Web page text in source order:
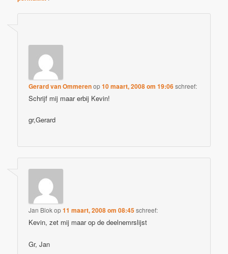
Gerard van Ommerenop10 maart, 2008 om 19:06schreef:
Schrijf mij maar erbij Kevin!
gr,Gerard
Jan Blokop11 maart, 2008 om 08:45schreef:
Kevin, zet mij maar op de deelnemrslijst
Gr, Jan